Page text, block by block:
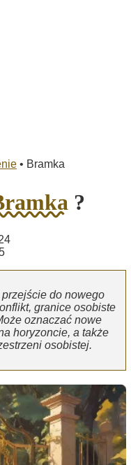
• Bramka
?
do nowego
granice osobiste
oznaczać nowe
horyzoncie, a także
osobistej.